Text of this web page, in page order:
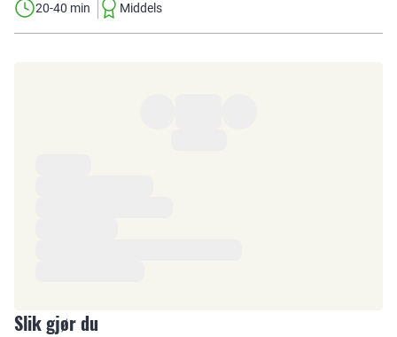
20-40 min Middels
Slik gjør du